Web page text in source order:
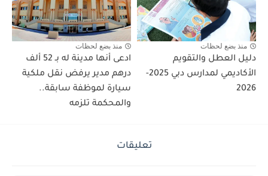
منذ بضع لحظات
دليل العطل والتقويم
الأكاديمي لمدارس دبي 2025-
2026
منذ بضع لحظات
ادعى أنها مدينة له بـ 52 ألف
درهم مدير يرفض نقل ملكية
سيارة لموظفة سابقة..
والمحكمة تلزمه
تعليقات